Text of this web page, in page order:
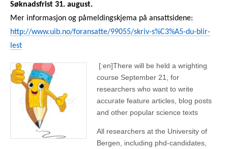
Søknadsfrist 31. august.
Mer informasjon og påmeldingskjema på ansattsidene:
http://www.uib.no/foransatte/99055/skriv-s%C3%A5-du-blir-
lest
[:en]There will be held a wrighting
course September 21, for
researchers who want to write
accurate feature articles, blog posts
and other popular science texts
All researchers at the University of
Bergen, including phd-candidates,